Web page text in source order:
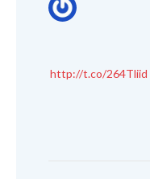
http://t.co/264Tliid